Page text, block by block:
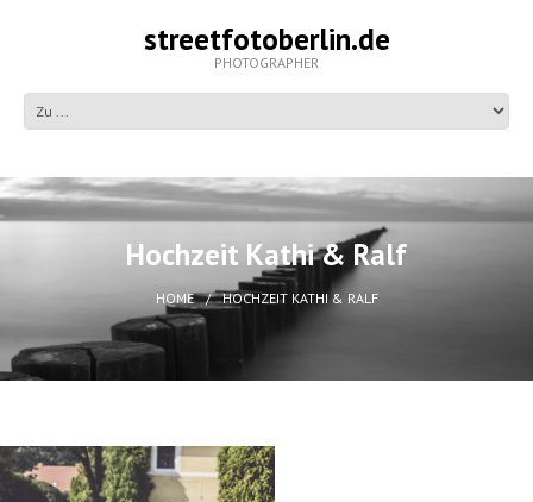
streetfotoberlin.de
PHOTOGRAPHER
Hochzeit Kathi & Ralf
HOME HOCHZEIT KATHI & RALF